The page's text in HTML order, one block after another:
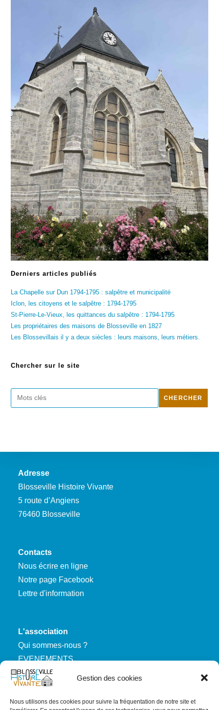
Gestion des cookies
Nous utilisons des cookies pour suivre la fréquentation de notre site et
Derniers articles publiés
La Chapelle sur Dun 1794-1795 : salpêtre et municipalité
Iclon, les citoyens et le salpêtre : 1794-1795
St-Pierre-Le-Vieux, les quittances du salpêtre : 1794-1795
Les propriétaires des maisons de Blosseville en 1827
Les Blossevillais il y a deux siècles : leurs maisons, leurs métiers.
Chercher sur le site
Rechercher
CHERCHER
Adresse
Blosseville Histoire Vivante
5 route d’Angiens
76460 Blosseville
Contacts
Nous écrire en ligne
Notre page Facebook
Lettre d'information
L'association
Qui sommes-nous ?
EVENEMENTS
Nous rejoindre